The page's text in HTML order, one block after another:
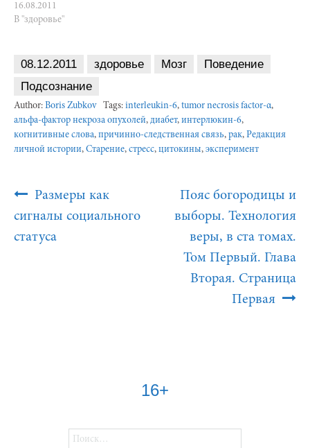
16.08.2011
В "здоровье"
08.12.2011 здоровье Мозг
Поведение
Подсознание
Author: Boris Zubkov Tags: interleukin-6, tumor necrosis factor-α,
альфа-фактор некроза опухолей, диабет, интерлюкин-6,
когнитивные слова, причинно-следственная связь, рак, Редакция
личной истории, Старение, стресс, цитокины, эксперимент
Post
Navigation
Размеры как
сигналы социального
статуса
Пояс богородицы и
выборы. Технология
веры, в ста томах.
Том Первый. Глава
Вторая. Страница
Первая
16+
Найти: